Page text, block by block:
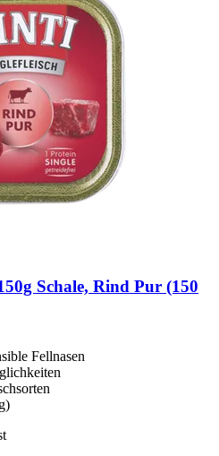
Schale, Rind Pur (150
Fellnasen